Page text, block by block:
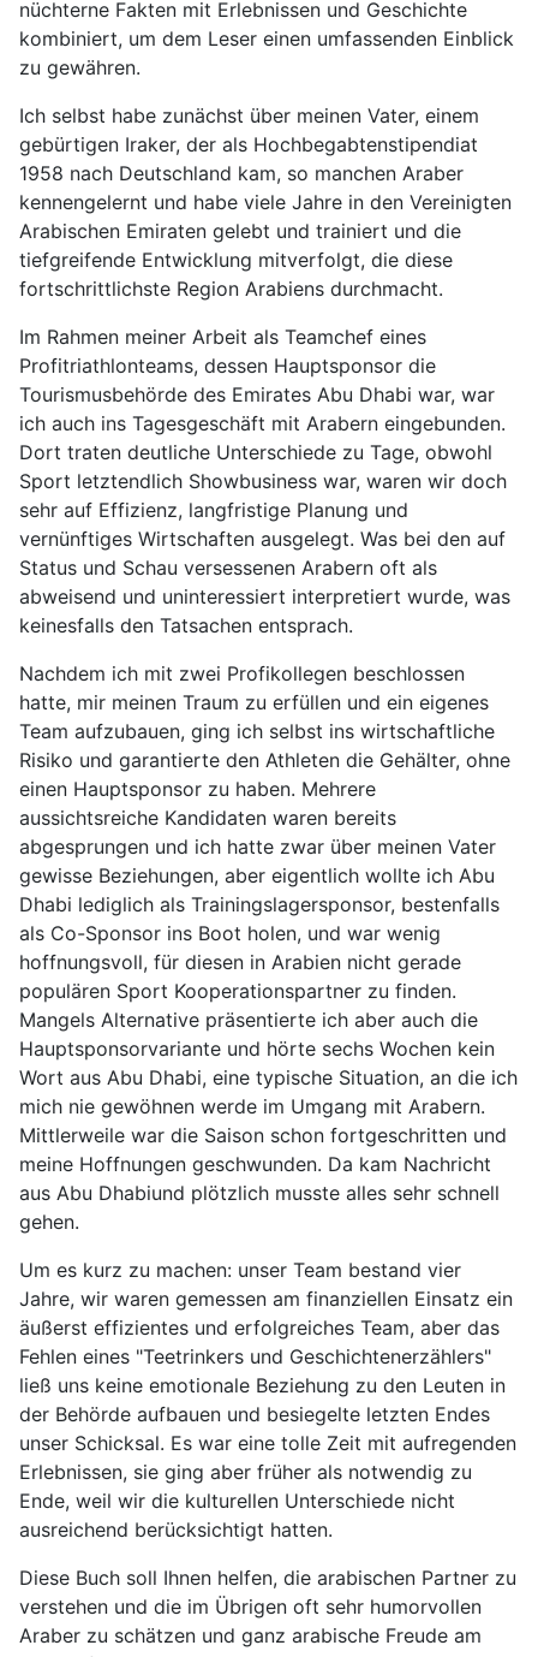
nüchterne Fakten mit Erlebnissen und Geschichte
kombiniert, um dem Leser einen umfassenden Einblick
zu gewähren.
Ich selbst habe zunächst über meinen Vater, einem
gebürtigen Iraker, der als Hochbegabtenstipendiat
1958 nach Deutschland kam, so manchen Araber
kennengelernt und habe viele Jahre in den Vereinigten
Arabischen Emiraten gelebt und trainiert und die
tiefgreifende Entwicklung mitverfolgt, die diese
fortschrittlichste Region Arabiens durchmacht.
Im Rahmen meiner Arbeit als Teamchef eines
Profitriathlonteams, dessen Hauptsponsor die
Tourismusbehörde des Emirates Abu Dhabi war, war
ich auch ins Tagesgeschäft mit Arabern eingebunden.
Dort traten deutliche Unterschiede zu Tage, obwohl
Sport letztendlich Showbusiness war, waren wir doch
sehr auf Effizienz, langfristige Planung und
vernünftiges Wirtschaften ausgelegt. Was bei den auf
Status und Schau versessenen Arabern oft als
abweisend und uninteressiert interpretiert wurde, was
keinesfalls den Tatsachen entsprach.
Nachdem ich mit zwei Profikollegen beschlossen
hatte, mir meinen Traum zu erfüllen und ein eigenes
Team aufzubauen, ging ich selbst ins wirtschaftliche
Risiko und garantierte den Athleten die Gehälter, ohne
einen Hauptsponsor zu haben. Mehrere
aussichtsreiche Kandidaten waren bereits
abgesprungen und ich hatte zwar über meinen Vater
gewisse Beziehungen, aber eigentlich wollte ich Abu
Dhabi lediglich als Trainingslagersponsor, bestenfalls
als Co-Sponsor ins Boot holen, und war wenig
hoffnungsvoll, für diesen in Arabien nicht gerade
populären Sport Kooperationspartner zu finden.
Mangels Alternative präsentierte ich aber auch die
Hauptsponsorvariante und hörte sechs Wochen kein
Wort aus Abu Dhabi, eine typische Situation, an die ich
mich nie gewöhnen werde im Umgang mit Arabern.
Mittlerweile war die Saison schon fortgeschritten und
meine Hoffnungen geschwunden. Da kam Nachricht
aus Abu Dhabiund plötzlich musste alles sehr schnell
gehen.
Um es kurz zu machen: unser Team bestand vier
Jahre, wir waren gemessen am finanziellen Einsatz ein
äußerst effizientes und erfolgreiches Team, aber das
Fehlen eines "Teetrinkers und Geschichtenerzählers"
ließ uns keine emotionale Beziehung zu den Leuten in
der Behörde aufbauen und besiegelte letzten Endes
unser Schicksal. Es war eine tolle Zeit mit aufregenden
Erlebnissen, sie ging aber früher als notwendig zu
Ende, weil wir die kulturellen Unterschiede nicht
ausreichend berücksichtigt hatten.
Diese Buch soll Ihnen helfen, die arabischen Partner zu
verstehen und die im Übrigen oft sehr humorvollen
Araber zu schätzen und ganz arabische Freude am